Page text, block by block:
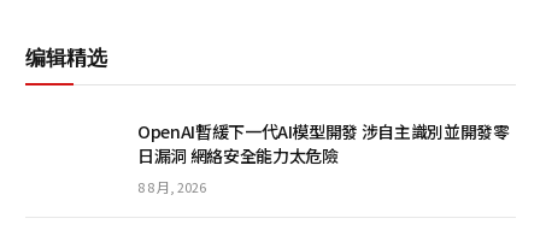
编辑精选
OpenAI暫緩下一代AI模型開發 涉自主識別並開發零
日漏洞 網絡安全能力太危險
8 8 月, 2026